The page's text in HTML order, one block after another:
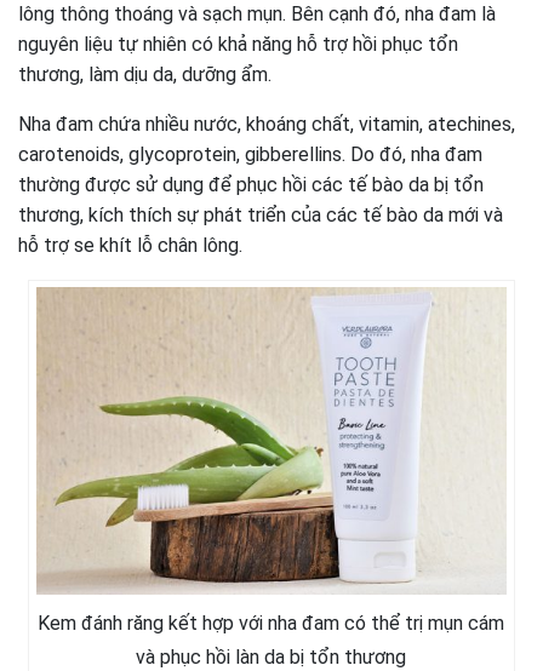
lông thông thoáng và sạch mụn. Bên cạnh đó, nha đam là
nguyên liệu tự nhiên có khả năng hỗ trợ hồi phục tổn
thương, làm dịu da, dưỡng ẩm.
Nha đam chứa nhiều nước, khoáng chất, vitamin, atechines,
carotenoids, glycoprotein, gibberellins. Do đó, nha đam
thường được sử dụng để phục hồi các tế bào da bị tổn
thương, kích thích sự phát triển của các tế bào da mới và
hỗ trợ se khít lỗ chân lông.
Kem đánh răng kết hợp với nha đam có thể trị mụn cám
và phục hồi làn da bị tổn thương